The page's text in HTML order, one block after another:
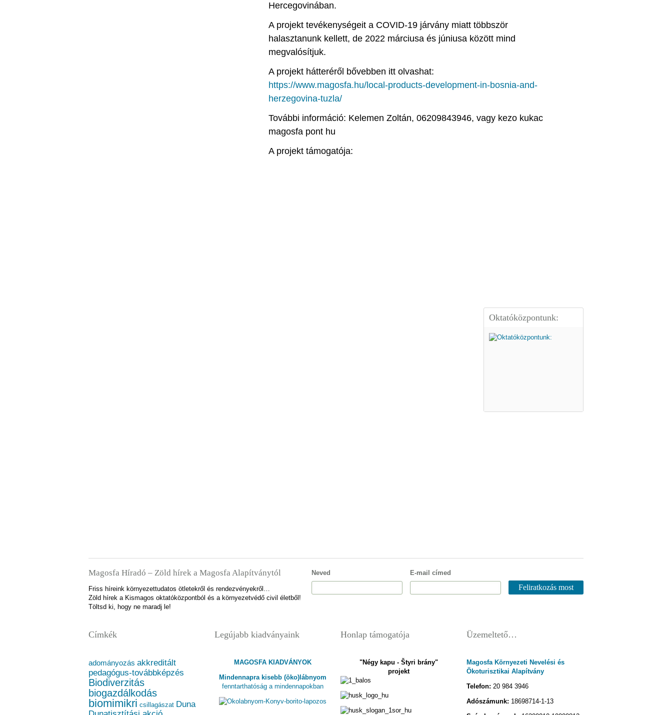
Hercegovinában.
A projekt tevékenységeit a COVID-19 járvány miatt többször
halasztanunk kellett, de 2022 márciusa és júniusa között mind
megvalósítjuk.
A projekt hátteréről bővebben itt olvashat:
https://www.magosfa.hu/local-products-development-in-bosnia-and-
herzegovina-tuzla/
További információ: Kelemen Zoltán, 06209843946, vagy kezo kukac
magosfa pont hu
A projekt támogatója:
Oktatóközpontunk:
Magosfa Híradó – Zöld hírek a Magosfa Alapítványtól
Friss híreink környezettudatos ötletekről és rendezvényekről…
Zöld hírek a Kismagos oktatóközpontból és a környezetvédő civil életből!
Töltsd ki, hogy ne maradj le!
Neved E-mail címed
Címkék
adományozás akkreditált
pedagógus-továbbképzés
Biodiverzitás
biogazdálkodás
biomimikri csillagászat Duna
Legújabb kiadványaink
MAGOSFA KIADVÁNYOK
Mindennapra kisebb (öko)lábnyom
fenntarthatóság a mindennapokban
Honlap támogatója
"Négy kapu - Štyri brány"
projekt
Üzemeltető…
Magosfa Környezeti Nevelési és
Ökoturisztikai Alapítvány
Telefon: 20 984 3946
Adószámunk: 18698714-1-13